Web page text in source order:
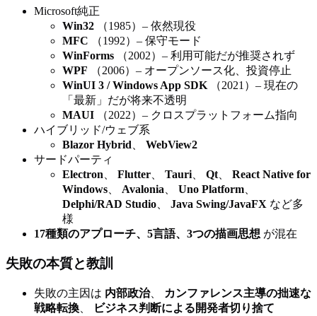
Microsoft純正
Win32 （1985）– 依然現役
MFC （1992）– 保守モード
WinForms （2002）– 利用可能だが推奨されず
WPF （2006）– オープンソース化、投資停止
WinUI 3 / Windows App SDK （2021）– 現在の
「最新」だが将来不透明
MAUI （2022）– クロスプラットフォーム指向
ハイブリッド/ウェブ系
Blazor Hybrid
WebView2
サードパーティ
Electron
Flutter Tauri Qt
React Native for
Windows
Avalonia Uno Platform
Delphi/RAD Studio
Java Swing/JavaFX など多
様
17種類のアプローチ、5言語、3つの描画思想 が混在
失敗の本質と教訓
失敗の主因は 内部政治、
カンファレンス主導の拙速な
戦略転換
ビジネス判断による開発者切り捨て